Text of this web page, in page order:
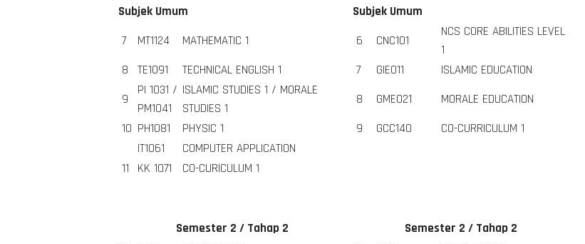
Subjek Umum
Subjek Umum
7
MT1124 MATHEMATIC 1 6 CNC101
NCS CORE ABILITIES LEVEL
1
8
TE1091 TECHNICAL ENGLISH 1 7 GIE011
ISLAMIC EDUCATION
9
PI 1031 /
PM1041
ISLAMIC STUDIES 1 / MORALE
STUDIES 1
8 GME021
MORALE EDUCATION
10 PH1081 PHYSIC 1 9 GCC140
CO-CURRICULUM 1
IT1061
COMPUTER APPLICATION
11
KK 1071 CO-CURICULUM 1
Semester 2 / Tahap 2
Semester 2 / Tahap 2